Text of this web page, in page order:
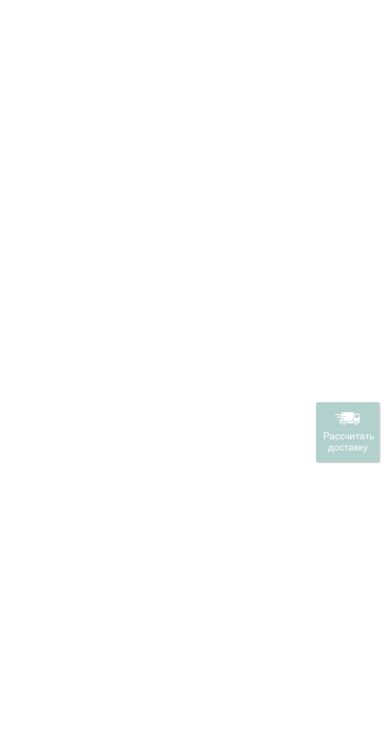
Рассчитать
доставку